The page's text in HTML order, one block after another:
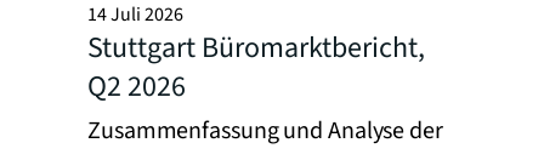
14 Juli 2026
Stuttgart Büromarktbericht,
Q2 2026
Zusammenfassung und Analyse der